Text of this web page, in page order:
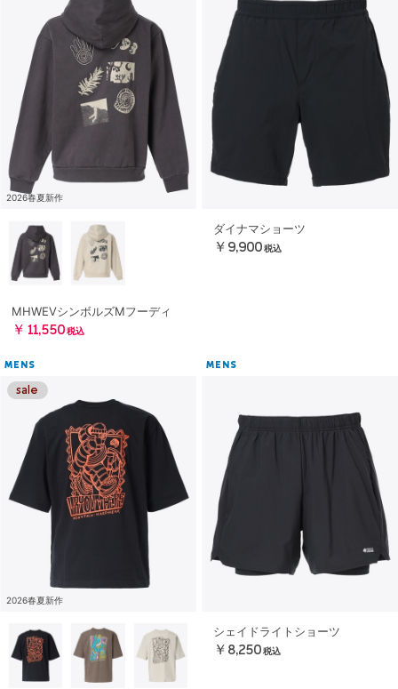
2026春夏新作
MHWEVシンボルズMフーディ
￥11,550 税込
ダイナマショーツ
￥9,900 税込
MENS
2026春夏新作
MENS
シェイドライトショーツ
￥8,250 税込